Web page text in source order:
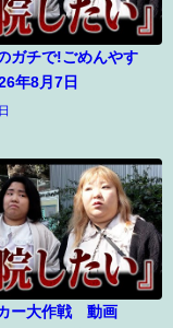
ガチで!ごめんやす
年8月7日
ー大作戦 動画